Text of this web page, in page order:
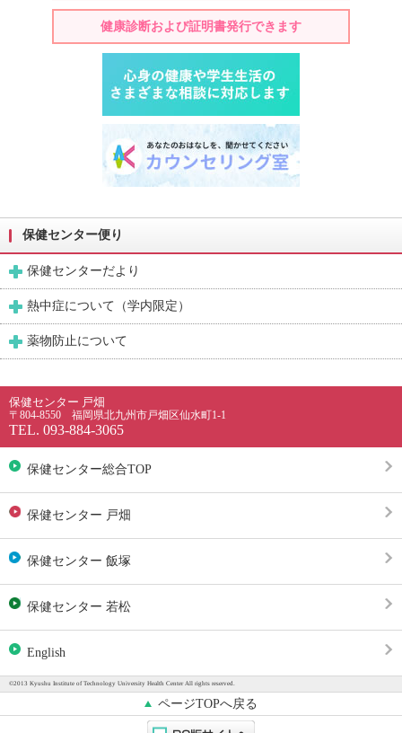
健康診断および証明書発行できます
保健センター便り
保健センターだより
熱中症について（学内限定）
薬物防止について
保健センター 戸畑
〒804-8550 福岡県北九州市戸畑区仙水町1-1
TEL. 093-884-3065
保健センター総合TOP
保健センター 戸畑
保健センター 飯塚
保健センター 若松
English
©2013 Kyushu Institute of Technology University Health Center All rights reserved.
ページTOPへ戻る